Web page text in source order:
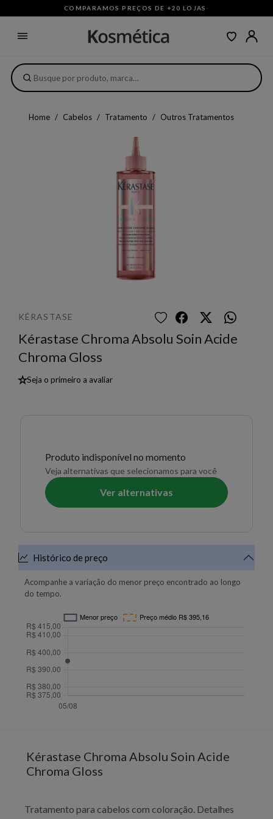
COMPARAMOS PREÇOS DE +20 LOJAS ·
Home Cabelos Tratamento Outros Tratamentos
KÉRASTASE
Kérastase Chroma Absolu Soin Acide
Chroma Gloss
★Seja o primeiro a avaliar
Produto indisponível no momento
Veja alternativas que selecionamos para você
Ver alternativas
Histórico de preço
Acompanhe a variação do menor preço encontrado ao longo
do tempo.
Kérastase Chroma Absolu Soin Acide
Chroma Gloss
Tratamento para cabelos com coloração. Detalhes